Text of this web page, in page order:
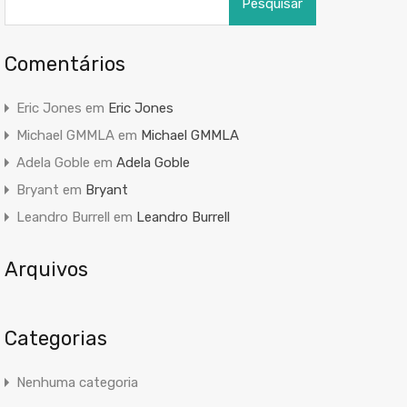
por:
Comentários
Eric Jones em Eric Jones
Michael GMMLAem Michael GMMLA
Adela Goble em Adela Goble
Bryant em Bryant
Leandro Burrell em Leandro Burrell
Arquivos
Categorias
Nenhuma categoria